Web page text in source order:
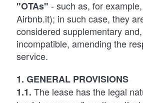
"OTAs" - such as, for
Airbnb.it); in such case, they
considered supplementary
incompatible, amending the
service.
1. GENERAL PROVISIONS
1.1. The lease has the legal